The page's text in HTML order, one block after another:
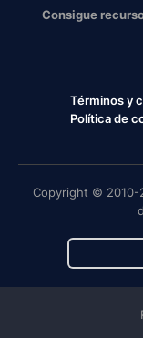
Consigue
Términos y
Política de
Copyright © 2010-